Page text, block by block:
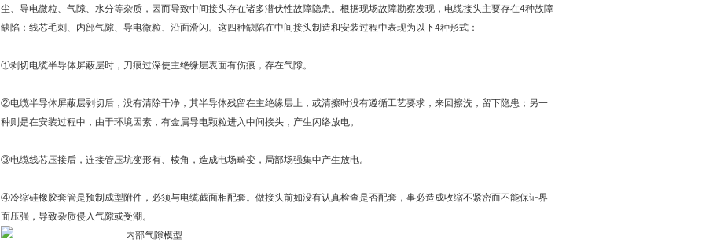
尘、导电微粒、气隙、水分等杂质，因而导致中间接头存在诸多潜伏性故障隐患。根据现场故障勘察发现，电缆接头主要存在4种故障
缺陷：线芯毛刺、内部气隙、导电微粒、沿面滑闪。这四种缺陷在中间接头制造和安装过程中表现为以下4种形式：
①剥切电缆半导体屏蔽层时，刀痕过深使主绝缘层表面有伤痕，存在气隙。
②电缆半导体屏蔽层剥切后，没有清除干净，其半导体残留在主绝缘层上，或清擦时没有遵循工艺要求，来回擦洗，留下隐患；另一
种则是在安装过程中，由于环境因素，有金属导电颗粒进入中间接头，产生闪络放电。
③电缆线芯压接后，连接管压坑变形有、棱角，造成电场畸变，局部场强集中产生放电。
④冷缩硅橡胶套管是预制成型附件，必须与电缆截面相配套。做接头前如没有认真检查是否配套，事必造成收缩不紧密而不能保证界
面压强，导致杂质侵入气隙或受潮。